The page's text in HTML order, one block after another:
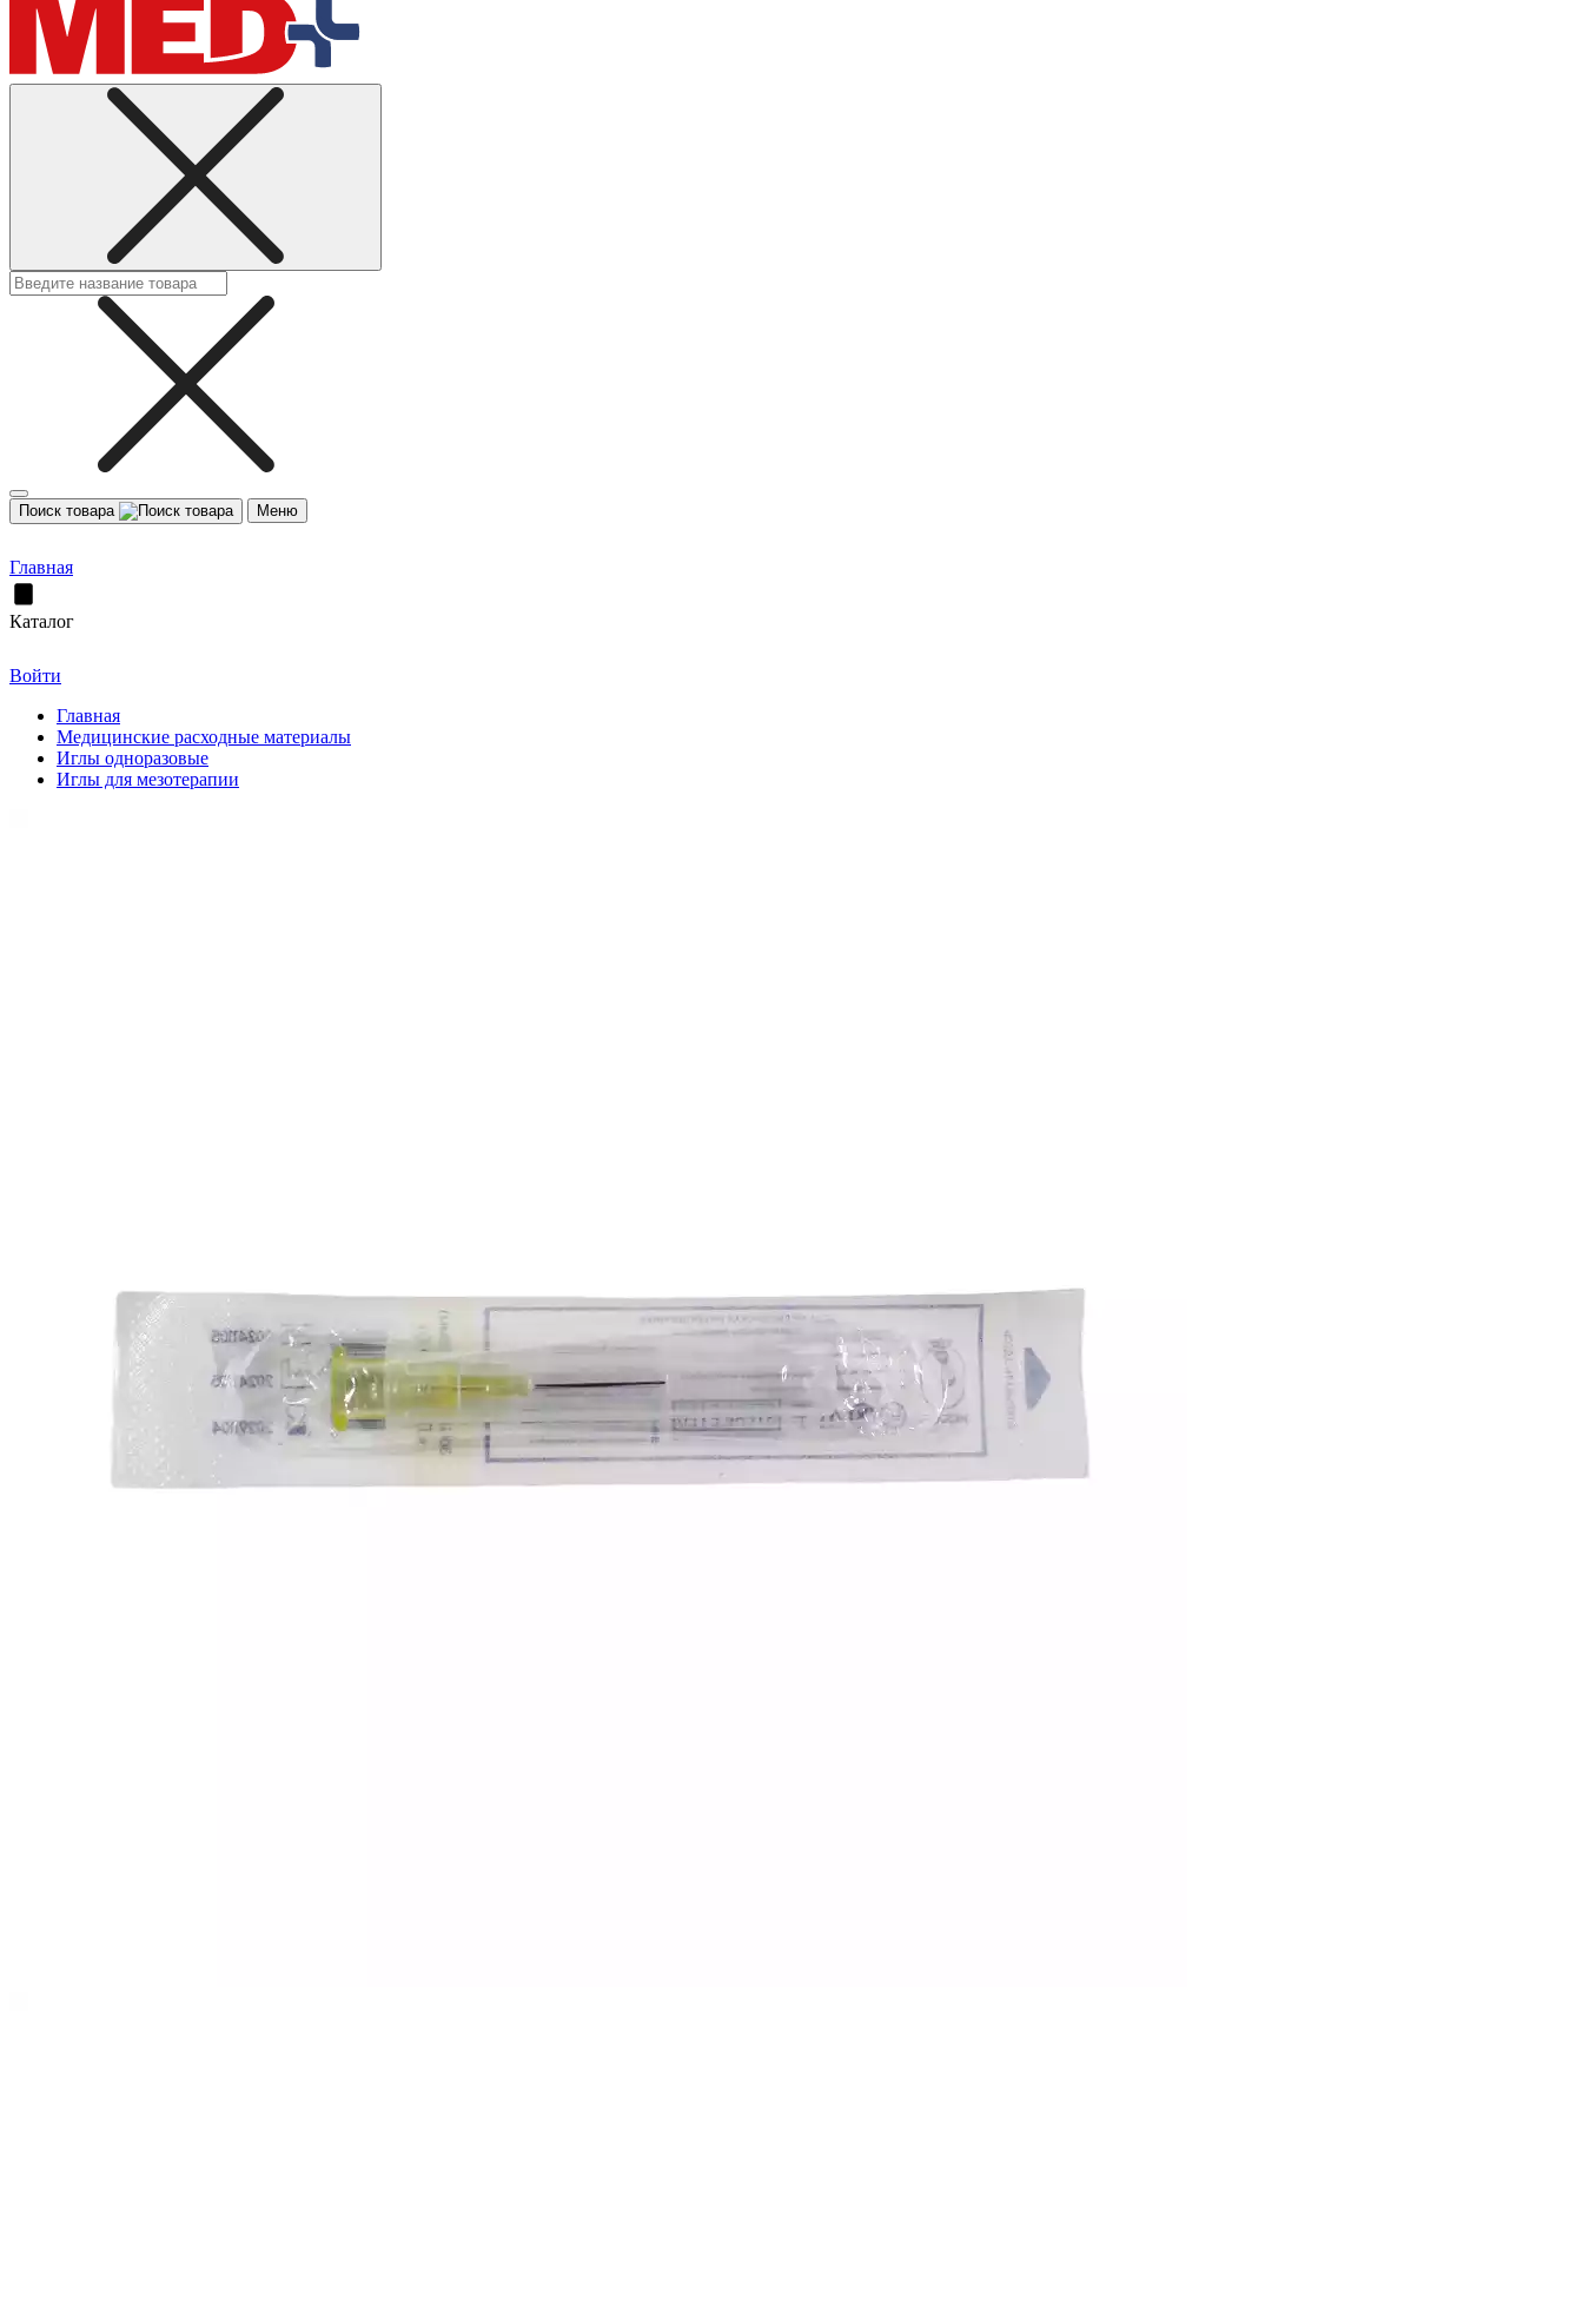
Поиск товара Меню
Главная
Каталог
Войти
Главная
Медицинские расходные материалы
Иглы одноразовые
Иглы для мезотерапии